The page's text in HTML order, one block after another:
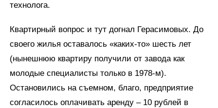
технолога.
Квартирный вопрос и тут догнал Герасимовых. До
своего жилья оставалось «каких-то» шесть лет
(нынешнюю квартиру получили от завода как
молодые специалисты только в 1978-м).
Остановились на съемном, благо, предприятие
согласилось оплачивать аренду – 10 рублей в